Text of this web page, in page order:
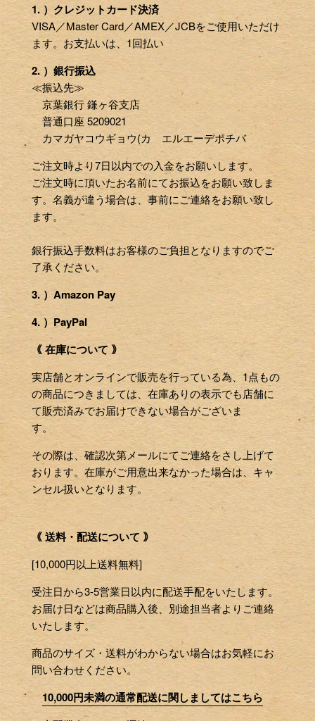
1. ）クレジットカード決済
VISA／Master Card／AMEX／JCBをご使用いただけ
ます。お支払いは、1回払い
2. ）銀行振込
≪振込先≫
京葉銀行 鎌ヶ谷支店
普通口座 5209021
カマガヤコウギョウ(カ エルエーデポチバ
ご注文時より7日以内での入金をお願いします。
ご注文時に頂いたお名前にてお振込をお願い致しま
す。名義が違う場合は、事前にご連絡をお願い致し
ます。
銀行振込手数料はお客様のご負担となりますのでご
了承ください。
3. ）Amazon Pay
4. ）PayPal
｟ 在庫について ｠
実店舗とオンラインで販売を行っている為、1点もの
の商品につきましては、在庫ありの表示でも店舗に
て販売済みでお届けできない場合がございま
す。
その際は、確認次第メールにてご連絡をさし上げて
おります。在庫がご用意出来なかった場合は、キャ
ンセル扱いとなります。
｟ 送料・配送について ｠
[10,000円以上送料無料]
受注日から3-5営業日以内に配送手配をいたします。
お届け日などは商品購入後、別途担当者よりご連絡
いたします。
商品のサイズ・送料がわからない場合はお気軽にお
問い合わせください。
10,000円未満の通常配送に関しましてはこちら